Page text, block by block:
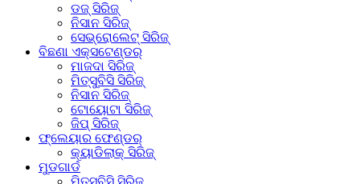
ଡଜ୍ ସିରିଜ୍
ନିସାନ ସିରିଜ୍
ସେଭ୍ରୋଲେଟ୍ ସିରିଜ୍
ବିଛଣା ଏକ୍ସଟେଣ୍ଡର୍
ମାଜଦା ସିରିଜ୍
ମିତ୍ସୁବିସି ସିରିଜ୍
ନିସାନ ସିରିଜ୍
ଟୋୟୋଟା ସିରିଜ୍
ଜିପ୍ ସିରିଜ୍
ଫ୍ଲେୟାର ଫେଣ୍ଡର୍
କ୍ୟାଡିଲାକ୍ ସିରିଜ୍
ମୁଡଗାର୍ଡ
ମିତ୍ସୁବିସି ସିରିଜ୍